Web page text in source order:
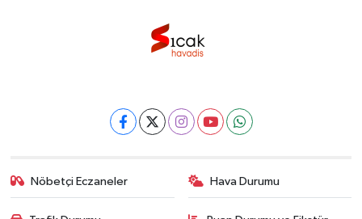
Nöbetçi Eczaneler Hava Durumu